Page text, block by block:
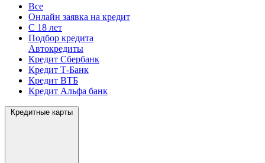
Все
Онлайн заявка на кредит
С 18 лет
Подбор кредита
Автокредиты
Кредит Сбербанк
Кредит Т-Банк
Кредит ВТБ
Кредит Альфа банк
Кредитные карты